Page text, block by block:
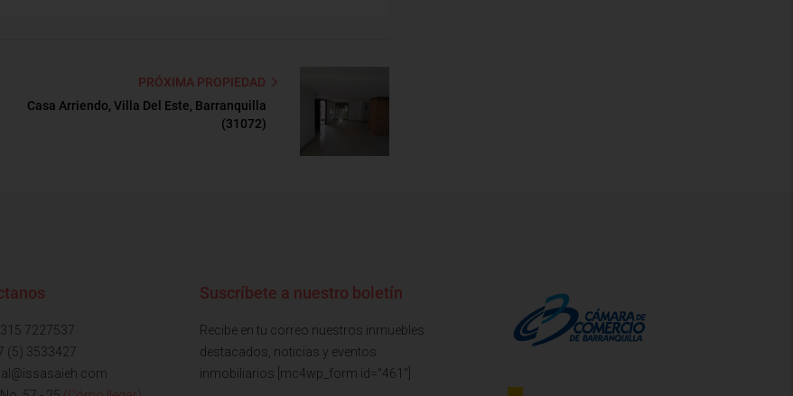
PRÓXIMA PROPIEDAD
Casa Arriendo, Villa Del Este, Barranquilla
(31072)
7227537
(5) 3533427
Suscríbete a nuestro boletín
Recibe en tu correo nuestros inmuebles
destacados, noticias y eventos
inmobiliarios [mc4wp_form id="461"]